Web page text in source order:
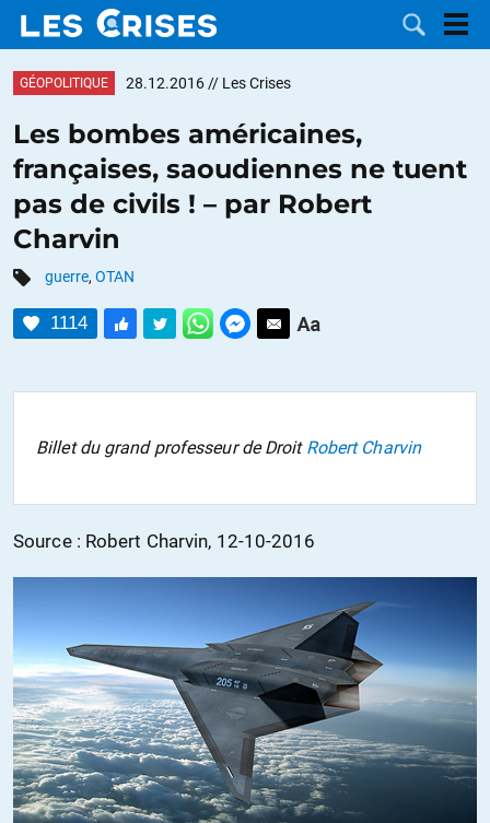
DOSSIERS
CATÉGORIES
GÉOPOLITIQUE 28.12.2016 // Les Crises
Les bombes américaines,
françaises, saoudiennes ne tuent
pas de civils ! – par Robert
Charvin
guerre, OTAN
1114
Billet du grand professeur de Droit Robert Charvin
Source : Robert Charvin, 12-10-2016